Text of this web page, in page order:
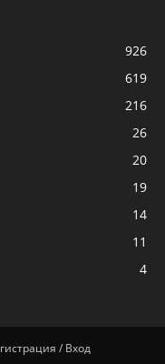
926
619
216
26
20
19
14
11
4
/ Вход